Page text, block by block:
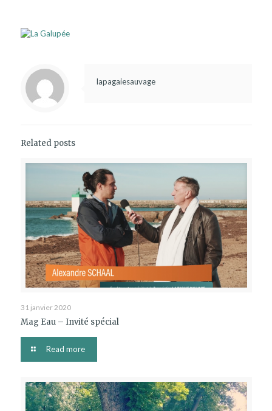
lapagaiesauvage
Related posts
31 janvier 2020
Mag Eau – Invité spécial
Read more